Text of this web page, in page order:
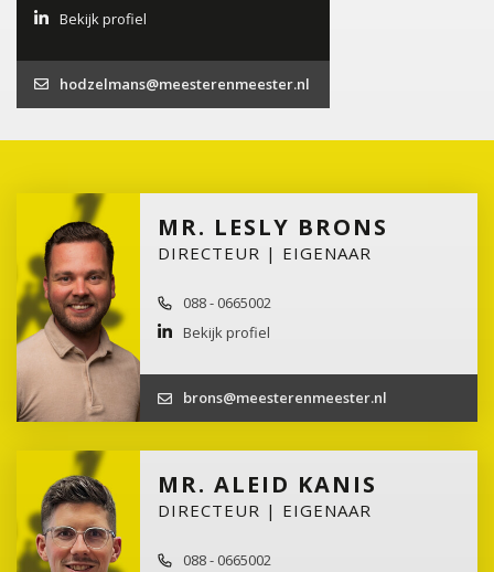
Bekijk profiel
hodzelmans@meesterenmeester.nl
MR. LESLY BRONS
DIRECTEUR | EIGENAAR
088 - 0665002
Bekijk profiel
brons@meesterenmeester.nl
MR. ALEID KANIS
DIRECTEUR | EIGENAAR
088 - 0665002